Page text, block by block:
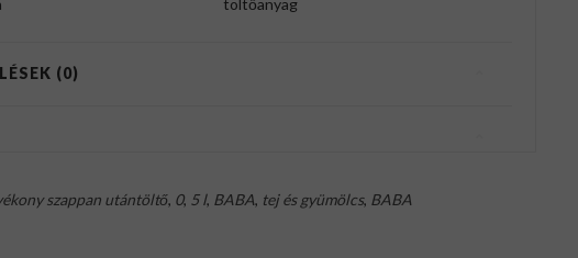
töltőanyag
(0)
szappan utántöltő, 0, 5 l, BABA, tej és gyümölcs, BABA